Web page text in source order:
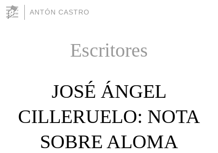
ANTÓN CASTRO
Escritores
JOSÉ ÁNGEL
CILLERUELO: NOTA
SOBRE ALOMA